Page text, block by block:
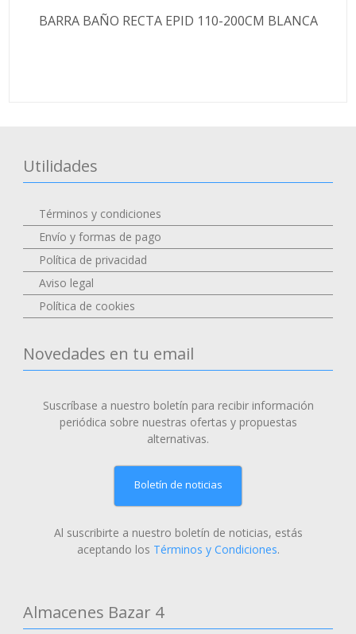
BARRA BAÑO RECTA EPID 110-200CM BLANCA
Utilidades
Términos y condiciones
Envío y formas de pago
Política de privacidad
Aviso legal
Política de cookies
Novedades en tu email
Suscríbase a nuestro boletín para recibir información
periódica sobre nuestras ofertas y propuestas
alternativas.
Boletín de noticias
Al suscribirte a nuestro boletín de noticias, estás
aceptando los Términos y Condiciones.
Almacenes Bazar 4